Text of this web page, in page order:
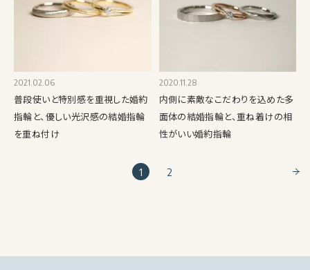
2021.02.06
普段使いと特別感を重視した婚約
指輪と、優しい光沢感の結婚指輪
を重ね付け
2020.11.28
内側に素敵なこだわりを込めた多
面体の結婚指輪と、重ね着けの相
性がいい婚約指輪
1 2